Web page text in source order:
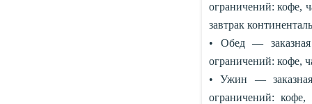
ограничений: кофе,
завтрак
• Обед —
ограничений: кофе,
• Ужин —
ограничений: